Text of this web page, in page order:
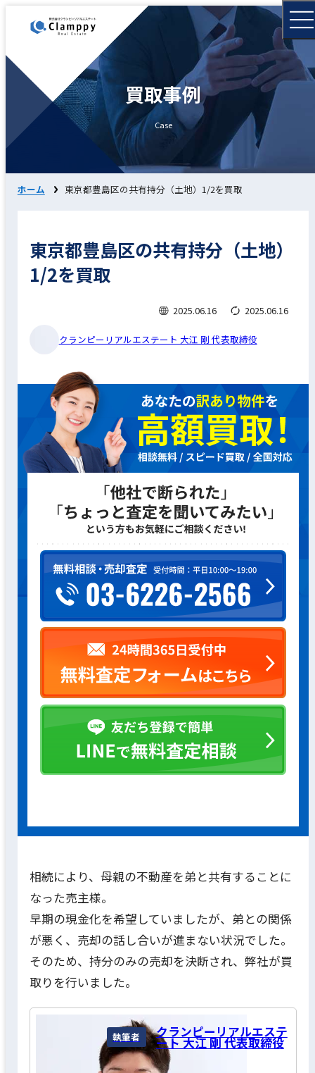
買取事例
Case
ホーム 東京都豊島区の共有持分（土地）1/2を買取
東京都豊島区の共有持分（土地）
1/2を買取
2025.06.16 2025.06.16
クランピーリアルエステート 大江 剛 代表取締役
相続により、母親の不動産を弟と共有することに
なった売主様。
早期の現金化を希望していましたが、弟との関係
が悪く、売却の話し合いが進まない状況でした。
そのため、持分のみの売却を決断され、弊社が買
取りを行いました。
執筆者 クランピーリアルエステ
ート 大江 剛 代表取締役